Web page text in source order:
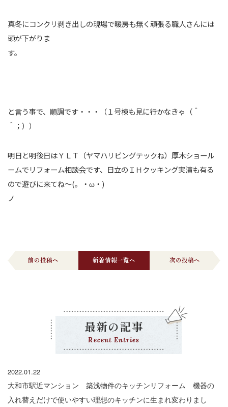
真冬にコンクリ剥き出しの現場で暖房も無く頑張る職人さんには
頭が下がりま
す
と言う事で、順調です・・・（１号棟も見に行かなきゃ（＾
＾；））
明日と明後日はＹＬＴ（ヤマハリビングテックね）厚木ショール
ームでリフォーム相談会です、日立のＩＨクッキング実演も有る
ので遊びに来てね～(。・ω・)
前の投稿へ 新着情報一覧へ 次の投稿へ
最新の記事
Recent Entries
2022.01.22
大和市駅近マンション 築浅物件のキッチンリフォーム 機器の
入れ替えだけで使いやすい理想のキッチンに生まれ変わりまし